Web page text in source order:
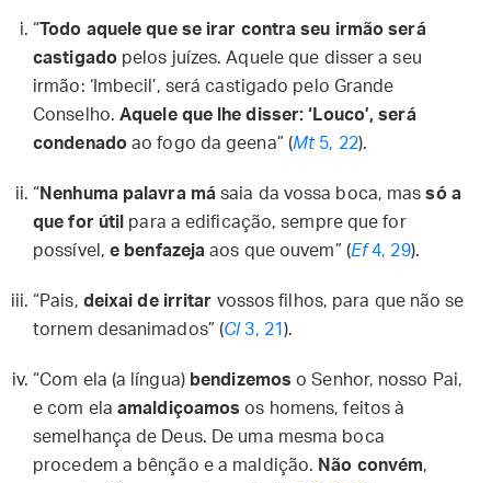
“Todo aquele que se irar contra seu irmão será
castigado pelos juízes. Aquele que disser a seu
irmão: ‘Imbecil’, será castigado pelo Grande
Conselho. Aquele que lhe disser: ‘Louco’, será
condenadoao fogo da geena” (Mt5, 22).
“Nenhuma palavra má saia da vossa boca, massó a
que for útil para a edificação, sempre que for
possível, e benfazeja aos que ouvem” (Ef4, 29).
“Pais, deixai de irritar vossos filhos, para que não se
tornem desanimados” (Cl3, 21 ).
“Com ela (a língua) bendizemos o Senhor, nosso Pai,
e com ela amaldiçoamos os homens, feitos à
semelhança de Deus. De uma mesma boca
procedem a bênção e a maldição. Não convém,